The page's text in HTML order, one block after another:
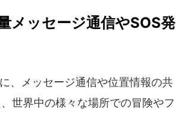
メッセージ通信やSOS発
、メッセージ通信や位置情報の共
世界中の様々な場所での冒険やフ